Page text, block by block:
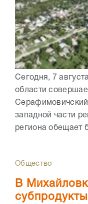
Сегодня, 7
области
Серафимовичский
западной части
региона обещает
Общество
В